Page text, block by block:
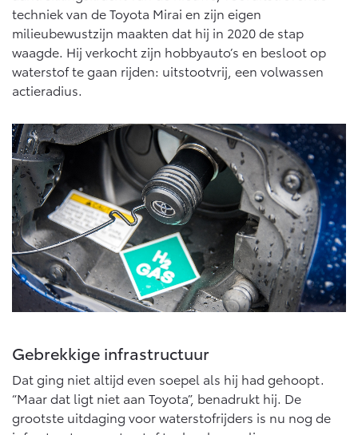
Vanaf € 76.695,- Vanaf € 27.945,-
Proace (excl. BTW)
OOK ALS BATTERIJ-
ELEKTRISCH
Vanaf € 37.500,-
Proace Verso
BATTERIJ-ELEKTRISCH
Vanaf € 55.950,-
ELEKTRISCH
techniek van de Toyota Mirai en zijn eigen
milieubewustzijn maakten dat hij in 2020 de stap
waagde. Hij verkocht zijn hobbyauto’s en besloot op
waterstof te gaan rijden: uitstootvrij, een volwassen
actieradius.
Gebrekkige infrastructuur
Dat ging niet altijd even soepel als hij had gehoopt.
“Maar dat ligt niet aan Toyota”, benadrukt hij. De
grootste uitdaging voor waterstofrijders is nu nog de